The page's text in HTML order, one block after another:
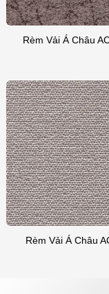
Rèm Vải Á Châu
Rèm Vải Á Châu